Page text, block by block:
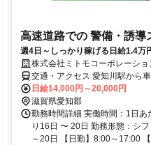
高速道路での 警備・誘導
週4日～しっかり稼げる日給1.4
株式会社ミトモコーポレーシ
交通・アクセス 愛知川駅から
日給14,000円～20,000円
滋賀県愛知郡
勤務時間詳細 実働時間：1日
り16日 〜 20日 勤務形態：シ
～20日 【日勤】8:00～17:00